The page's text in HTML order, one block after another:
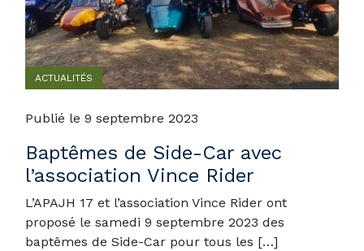
ACTUALITÉS
Publié le 9 septembre 2023
Baptêmes de Side-Car avec
l’association Vince Rider
L’APAJH 17 et l’association Vince Rider ont
proposé le samedi 9 septembre 2023 des
baptêmes de Side-Car pour tous les […]